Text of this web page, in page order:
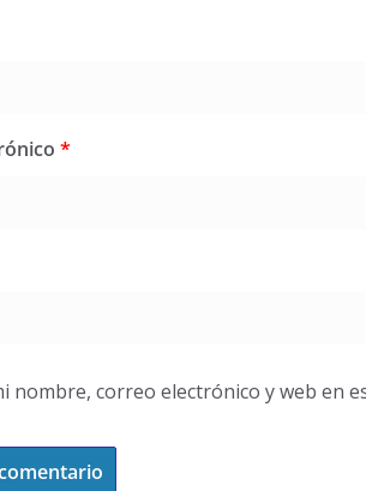
*
nombre, correo electrónico y web en